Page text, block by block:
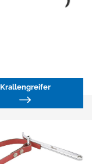
Krallengreifer